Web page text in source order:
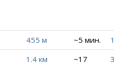
455 м ~5 мин.
1.4 км
~17